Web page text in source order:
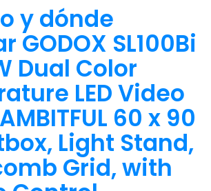
y dónde
GODOX SL100Bi
Dual Color
LED Video
60 x 90
Light Stand,
Grid, with